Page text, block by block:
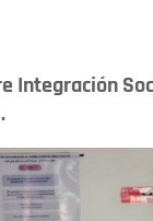
Integración